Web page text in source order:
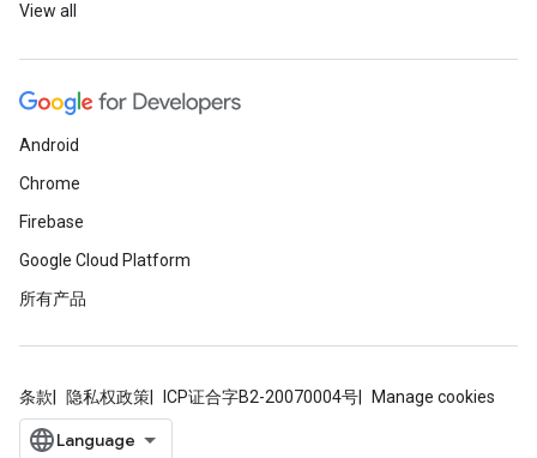
View all
Android
Chrome
Firebase
Google Cloud Platform
所有产品
条款 隐私权政策 ICP证合字B2-20070004号 Manage cookies